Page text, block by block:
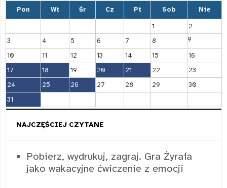
Pon Wt Śr Cz Pt Sob Nie
1
2
3
4 5 6 7 8
9
10
11 12 13 14 15
16
17
18 19 20 21 22
23
24
25 26 27 28 29
30
31
NAJCZĘŚCIEJ CZYTANE
Pobierz, wydrukuj, zagraj. Gra Żyrafa
jako wakacyjne ćwiczenie z emocji